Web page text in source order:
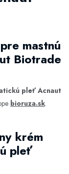
mastnú
Biotrade
pleť Acnaut
bioruza.sk.
krém
pleť